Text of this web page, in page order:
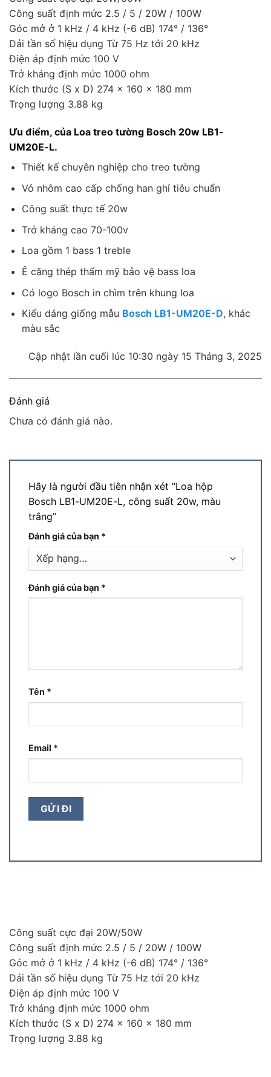
Công suất định mức 2.5 / 5 / 20W / 100W
Góc mở ở 1 kHz / 4 kHz (-6 dB) 174° / 136°
Dải tần số hiệu dụng Từ 75 Hz tới 20 kHz
Điện áp định mức 100 V
Trở kháng định mức 1000 ohm
Kích thước (S x D) 274 x 160 x 180 mm
Trọng lượng 3.88 kg
Ưu điểm, của Loa treo tường Bosch 20w LB1-
UM20E-L.
Thiết kế chuyên nghiệp cho treo tường
Vỏ nhôm cao cấp chống han ghỉ tiêu chuẩn
Công suất thực tế 20w
Trở kháng cao 70-100v
Loa gồm 1 bass 1 treble
Ê căng thép thẩm mỹ bảo vệ bass loa
Có logo Bosch in chìm trên khung loa
Kiểu dáng giống mẫu Bosch LB1-UM20E-D, khác
màu sắc
Cập nhật lần cuối lúc 10:30 ngày 15 Tháng 3, 2025
Đánh giá
Chưa có đánh giá nào.
Hãy là người đầu tiên nhận xét “Loa hộp
Bosch LB1-UM20E-L, công suất 20w, màu
trắng”
Đánh giá của bạn *
Đánh giá của bạn *
Tên *
Email *
Công suất cực đại 20W/50W
Công suất định mức 2.5 / 5 / 20W / 100W
Góc mở ở 1 kHz / 4 kHz (-6 dB) 174° / 136°
Dải tần số hiệu dụng Từ 75 Hz tới 20 kHz
Điện áp định mức 100 V
Trở kháng định mức 1000 ohm
Kích thước (S x D) 274 x 160 x 180 mm
Trọng lượng 3.88 kg